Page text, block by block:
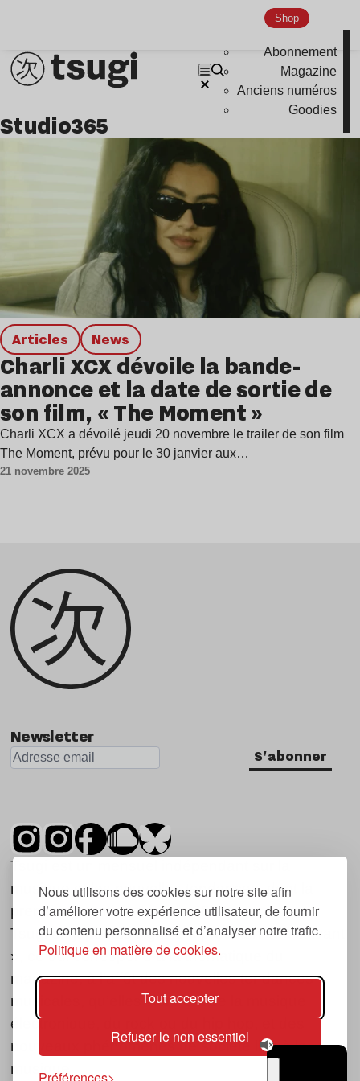
Nous utilisons des cookies sur notre site afin
d’améliorer votre expérience utilisateur, de fournir
du contenu personnalisé et d’analyser notre trafic.
Politique en matière de cookies.
Tout accepter
Refuser le non essentiel
Shop
Abonnement
Magazine
Anciens numéros
Goodies
Nu Jazz
Indie
Studio365
Articles news
Charli XCX dévoile la bande-
annonce et la date de sortie de
son film, « The Moment »
Charli XCX a dévoilé jeudi 20 novembre le trailer de son film
The Moment, prévu pour le 30 janvier aux…
21 novembre 2025
Newsletter
S'abonner
Tsugi est un mensuel indépendant sur la
musique et les nouvelles tendances, dont la
première parution date de 2007.
Tsugi en japonais signifie « prochain », « suivant
», ce qui correspond à la thématique du
magazine, à l’affût des nouvelles tendances
musicales, qu’elles viennent de la musique
électronique, du rock ou du hip hop, et des
nouveaux phénomènes de société liés à la
musique.